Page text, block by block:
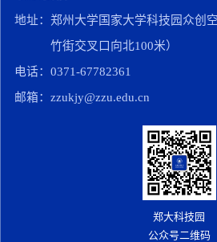
地址： 郑州大学国家大学科技园众创
竹街交叉口向北100米）
电话： 0371-67782361
邮箱： zzukjy@zzu.edu.cn
郑大科技园
公众号二维码